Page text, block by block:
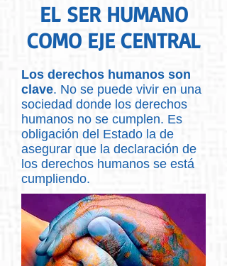
EL SER HUMANO
COMO EJE CENTRAL
Los derechos humanos son
clave. No se puede vivir en una
sociedad donde los derechos
humanos no se cumplen. Es
obligación del Estado la de
asegurar que la declaración de
los derechos humanos se está
cumpliendo.